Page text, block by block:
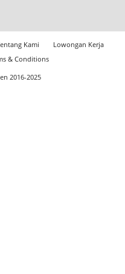
Kami
Lowongan Kerja
& Conditions
2016-2025